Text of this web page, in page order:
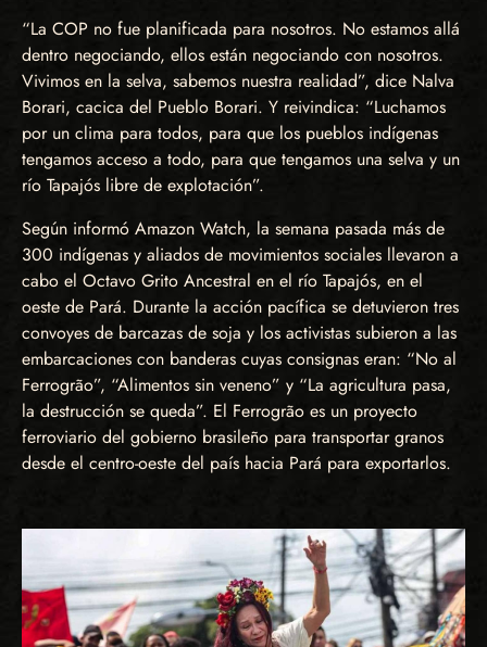
“La COP no fue planificada para nosotros. No estamos allá
dentro negociando, ellos están negociando con nosotros.
Vivimos en la selva, sabemos nuestra realidad”, dice Nalva
Borari, cacica del Pueblo Borari. Y reivindica: “Luchamos
por un clima para todos, para que los pueblos indígenas
tengamos acceso a todo, para que tengamos una selva y un
río Tapajós libre de explotación”.
Según informó Amazon Watch, la semana pasada más de
300 indígenas y aliados de movimientos sociales llevaron a
cabo el Octavo Grito Ancestral en el río Tapajós, en el
oeste de Pará. Durante la acción pacífica se detuvieron tres
convoyes de barcazas de soja y los activistas subieron a las
embarcaciones con banderas cuyas consignas eran: “No al
Ferrogrão”, “Alimentos sin veneno” y “La agricultura pasa,
la destrucción se queda”. El Ferrogrão es un proyecto
ferroviario del gobierno brasileño para transportar granos
desde el centro-oeste del país hacia Pará para exportarlos.